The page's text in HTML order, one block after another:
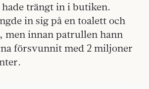
trängt in i butiken.
in sig på en toalett och
men innan patrullen hann
försvunnit med 2 miljoner